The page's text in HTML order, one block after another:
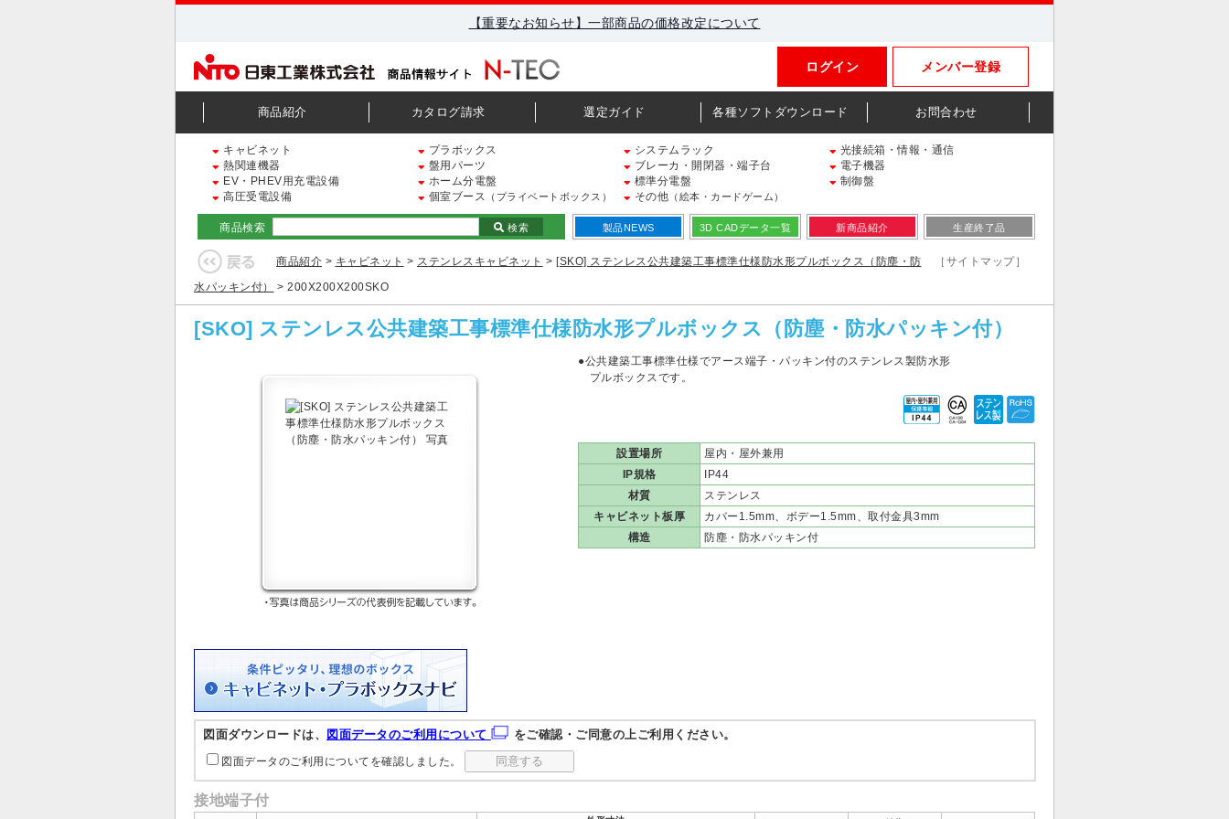
【重要なお知らせ】一部商品の価格改定について
メンバー登録
ログイン
商品紹介 カタログ請求 選定ガイド 各種ソフトダウンロード お問合わせ
キャビネット プラボックス システムラック
光接続箱・情報・通信
熱関連機器
盤用パーツ ブレーカ・開閉器・端子台
電子機器
EV・PHEV用充電設備
ホーム分電盤 標準分電盤
制御盤
高圧受電設備
個室ブース （プライベートボックス） その他 （絵本・カードゲーム）
商品検索 検索 製品NEWS 3D CADデータ一覧 新商品紹介 生産終了品
商品紹介 > キャビネット > ステンレスキャビネット > [SKO] ステンレス公共建築工事標準仕様防水形プルボックス（防塵・防
水パッキン付）
> 200X200X200SKO
［サイトマップ］
[SKO] ステンレス公共建築工事標準仕様防水形プルボックス（防塵・防水パッキン付）
●公共建築工事標準仕様でアース端子・パッキン付のステンレス製防水形
プルボックスです。
設置場所
屋内・屋外兼用
IP規格
IP44
材質
ステンレス
キャビネット板厚
カバー1.5mm、ボデー1.5mm、取付金具3mm
構造
防塵・防水パッキン付
図面ダウンロードは、 図面データのご利用について をご確認・ご同意の上ご利用ください。
図面データのご利用についてを確認しました。
接地端子付